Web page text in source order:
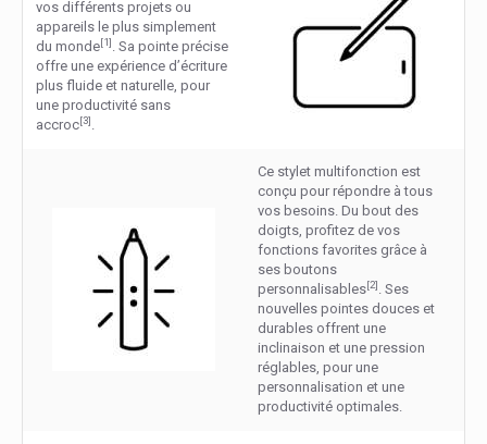
vos différents projets ou
appareils le plus simplement
du monde[1]. Sa pointe précise
offre une expérience d’écriture
plus fluide et naturelle, pour
une productivité sans
accroc[3].
Ce stylet multifonction est
conçu pour répondre à tous
vos besoins. Du bout des
doigts, profitez de vos
fonctions favorites grâce à
ses boutons
personnalisables[2]. Ses
nouvelles pointes douces et
durables offrent une
inclinaison et une pression
réglables, pour une
personnalisation et une
productivité optimales.